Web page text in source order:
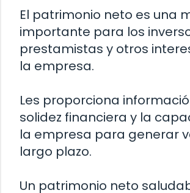
El patrimonio neto es una
importante para los
prestamistas y otros
la empresa.
Les proporciona
solidez financiera y la
la empresa para generar
largo plazo.
Un patrimonio neto